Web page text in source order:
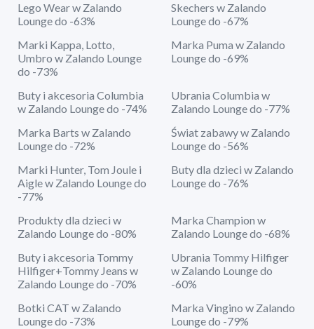
Lego Wear w Zalando
Lounge do -63%
Skechers w Zalando
Lounge do -67%
Marki Kappa, Lotto,
Umbro w Zalando Lounge
do -73%
Marka Puma w Zalando
Lounge do -69%
Buty i akcesoria Columbia
w Zalando Lounge do -74%
Ubrania Columbia w
Zalando Lounge do -77%
Marka Barts w Zalando
Lounge do -72%
Świat zabawy w Zalando
Lounge do -56%
Marki Hunter, Tom Joule i
Aigle w Zalando Lounge do
-77%
Buty dla dzieci w Zalando
Lounge do -76%
Produkty dla dzieci w
Zalando Lounge do -80%
Marka Champion w
Zalando Lounge do -68%
Buty i akcesoria Tommy
Hilfiger+Tommy Jeans w
Zalando Lounge do -70%
Ubrania Tommy Hilfiger
w Zalando Lounge do
-60%
Botki CAT w Zalando
Lounge do -73%
Marka Vingino w Zalando
Lounge do -79%